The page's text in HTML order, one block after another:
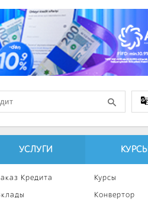
УСЛУГИ
Кредита
КУРСЫ
Курсы
Конвертор